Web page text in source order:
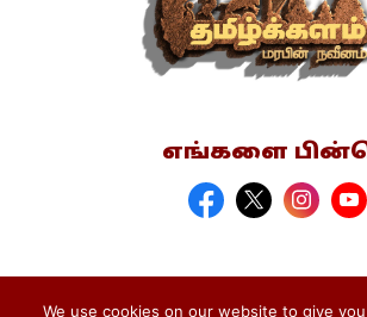
எங்களை
பதிப்புரிமை © 2026
We use cookies on our website to give